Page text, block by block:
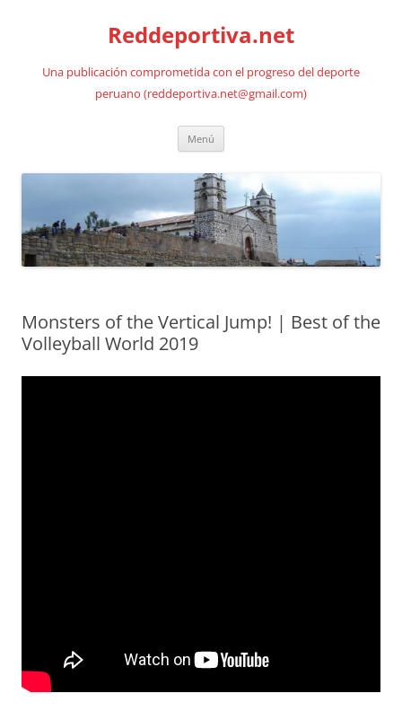
Reddeportiva.net
Una publicación comprometida con el progreso del deporte
peruano (reddeportiva.net@gmail.com)
Menú
Monsters of the Vertical Jump! | Best of the
Volleyball World 2019